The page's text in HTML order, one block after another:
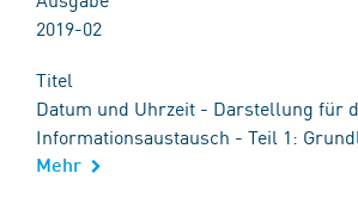
2019-02
Titel
Datum und Uhrzeit - Darstellung für
Informationsaustausch - Teil 1:
Mehr